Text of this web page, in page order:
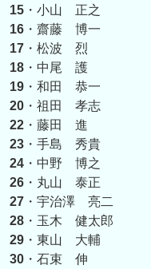
15 ・小山 正之
16 ・齋藤 博一
17 ・松波 烈
18 ・中尾 護
19 ・和田 恭一
20 ・祖田 孝志
22 ・藤田 進
23 ・手島 秀貴
24 ・中野 博之
26 ・丸山 泰正
27 ・宇治澤 亮二
28 ・玉木 健太郎
29 ・東山 大輔
30 ・石束 伸